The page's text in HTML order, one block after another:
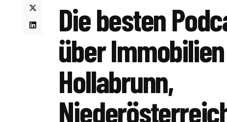
Die besten
über
Hollabrunn,